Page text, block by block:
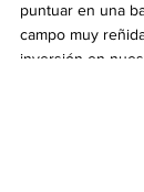
puntuar en una
campo muy
inversión en